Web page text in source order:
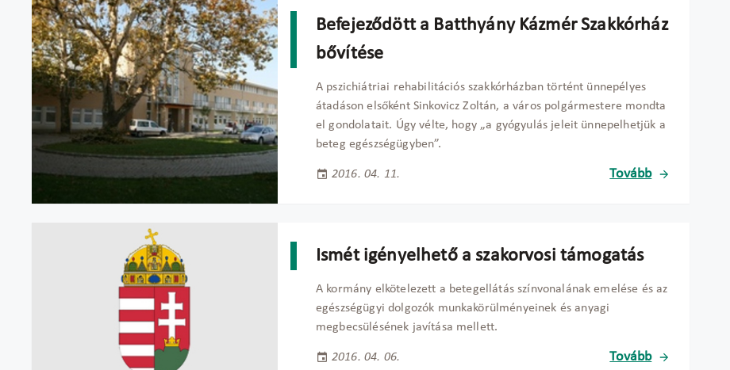
Befejeződött a Batthyány Kázmér Szakkórház
bővítése
A pszichiátriai rehabilitációs szakkórházban történt ünnepélyes
átadáson elsőként Sinkovicz Zoltán, a város polgármestere mondta
el gondolatait. Úgy vélte, hogy „a gyógyulás jeleit ünnepelhetjük a
beteg egészségügyben”.
2016. 04. 11. Tovább
Ismét igényelhető a szakorvosi támogatás
A kormány elkötelezett a betegellátás színvonalának emelése és az
egészségügyi dolgozók munkakörülményeinek és anyagi
megbecsülésének javítása mellett.
2016. 04. 06. Tovább